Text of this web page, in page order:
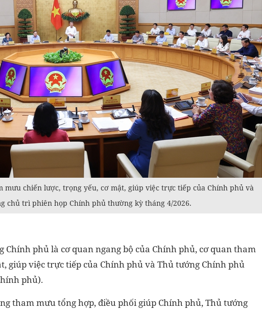
mưu chiến lược, trọng yếu, cơ mật, giúp việc trực tiếp của Chính phủ và
chủ trì phiên họp Chính phủ thường kỳ tháng 4/2026.
phủ là cơ quan ngang bộ của Chính phủ, cơ quan tham
giúp việc trực tiếp của Chính phủ và Thủ tướng Chính phủ
phủ).
tham mưu tổng hợp, điều phối giúp Chính phủ, Thủ tướng